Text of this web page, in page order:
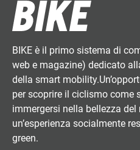
BIKE è il primo sistema di
web e magazine) dedicato
della smart
per scoprire il ciclismo come
immergersi nella bellezza del
un’esperienza socialmente
green.